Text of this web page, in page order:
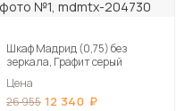
Шкаф Мадрид (0,75) без
зеркала, Графит серый
Цена
26 955 12 340